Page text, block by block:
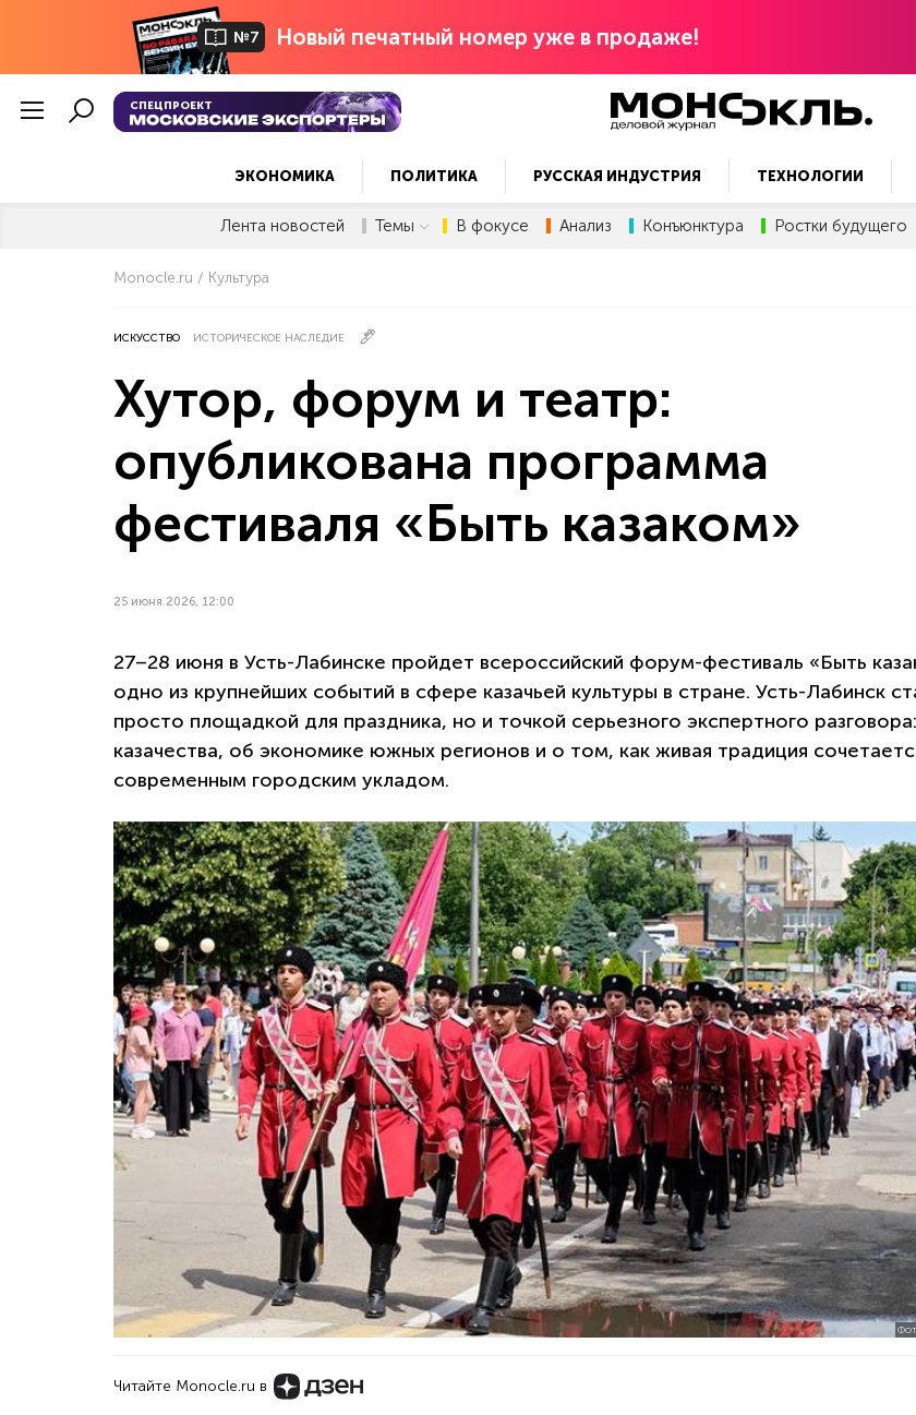
№7 Новый печатный номер уже в продаже!
СПЕЦПРОЕКТ
ЭКОНОМИКА ПОЛИТИКА РУССКАЯ ИНДУСТРИЯ ТЕХНОЛОГИИ
Лента новостей Темы В фокусе Анализ Конъюнктура Ростки будущего
Monocle.ru Культура
ИСКУССТВО ИСТОРИЧЕСКОЕ НАСЛЕДИЕ
Хутор, форум и театр:
опубликована программа
фестиваля «Быть казаком»
25 июня 2026, 12:00
27–28 июня в Усть-Лабинске пройдет всероссийский форум-фестиваль «Быть
одно из крупнейших событий в сфере казачьей культуры в стране. Усть-Лабинск
просто площадкой для праздника, но и точкой серьезного экспертного
казачества, об экономике южных регионов и о том, как живая традиция
современным городским укладом.
Читайте Monocle.ru в